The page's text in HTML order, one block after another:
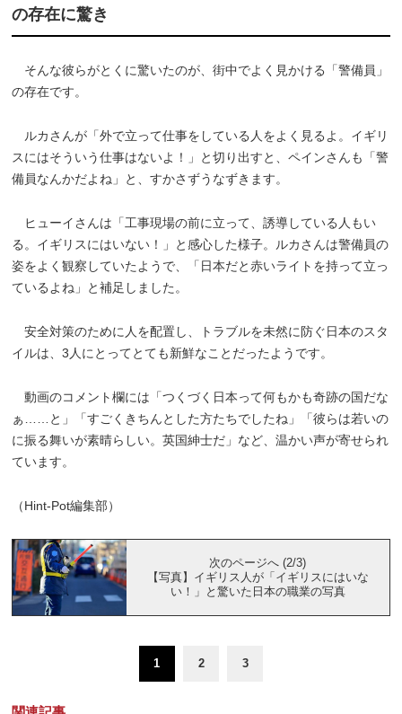
の存在に驚き
そんな彼らがとくに驚いたのが、街中でよく見かける「警備員」
の存在です。
ルカさんが「外で立って仕事をしている人をよく見るよ。イギリ
スにはそういう仕事はないよ！」と切り出すと、ペインさんも「警
備員なんかだよね」と、すかさずうなずきます。
ヒューイさんは「工事現場の前に立って、誘導している人もい
る。イギリスにはいない！」と感心した様子。ルカさんは警備員の
姿をよく観察していたようで、「日本だと赤いライトを持って立っ
ているよね」と補足しました。
安全対策のために人を配置し、トラブルを未然に防ぐ日本のスタ
イルは、3人にとってとても新鮮なことだったようです。
動画のコメント欄には「つくづく日本って何もかも奇跡の国だな
ぁ……と」「すごくきちんとした方たちでしたね」「彼らは若いの
に振る舞いが素晴らしい。英国紳士だ」など、温かい声が寄せられ
ています。
（Hint-Pot編集部）
次のページへ (2/3)
【写真】イギリス人が「イギリスにはいな
い！」と驚いた日本の職業の写真
1 2 3